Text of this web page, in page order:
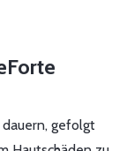
gefolgt